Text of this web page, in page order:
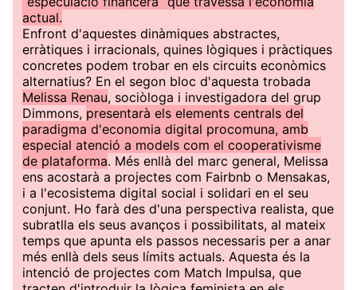
actual.
Enfront d'aquestes dinàmiques abstractes,
erràtiques i irracionals, quines lògiques i pràctiques
concretes podem trobar en els circuits econòmics
alternatius? En el segon bloc d'aquesta trobada
Melissa Renau, sociòloga i investigadora del grup
Dimmons, presentarà els elements centrals del
paradigma d'economia digital procomuna, amb
especial atenció a models com el cooperativisme
de plataforma. Més enllà del marc general, Melissa
ens acostarà a projectes com Fairbnb o Mensakas,
i a l'ecosistema digital social i solidari en el seu
conjunt. Ho farà des d'una perspectiva realista, que
subratlla els seus avanços i possibilitats, al mateix
temps que apunta els passos necessaris per a anar
més enllà dels seus límits actuals. Aquesta és la
intenció de projectes com Match Impulsa, que